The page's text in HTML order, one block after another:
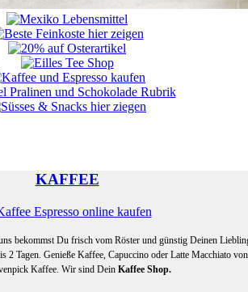
KAFFEE
bekommst Du frisch vom Röster und günstig Deinen
2 Tagen. Genieße Kaffee, Capuccino oder Latte Macchiato von
Kaffee. Wir sind Dein Kaffee Shop.